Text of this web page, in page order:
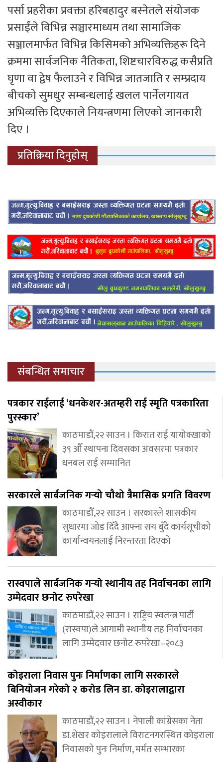
पर्सा प्रहरीका प्रवक्ता हरिबहादुर बस्नेतले संयोजक
प्रसाईंले विभिन्न सञ्चारमाध्यम तथा सामाजिक
सञ्जालमार्फत विभिन्न किसिमको अभिव्यक्तिहरू दिने
क्रममा सार्वजनिक नैतिकता, शिष्टचारविरुद्ध कसैप्रति
घृणा वा द्वेष फैलाउने र विभिन्न जातजाति र सम्प्रदाय
बीचको सुमधुर सम्बन्धलाई खलल पार्नेलगायत
अभिव्यक्ति दिएकाले नियन्त्रणमा लिएको जानकारी
दिए ।
प्रतिक्रिया दिनुहोस्
संबन्धित समाचार
पत्रकार राईलाई ‘धनकेशर-अतम्हरी राई स्मृति पत्रकारिता
पुरस्कार’
काठमाडौं,२२ साउन । किरात राई यायोक्खाको
३९ औँ स्थापना दिवसका अवसरमा पत्रकार
धनबल राई सम्मानित
सरकारले सार्बजनिक गर्‍यो चौथो त्रैमासिक प्रगति विवरण
काठमाडौँ,२२ साउन । सरकारले शासकीय
सुधारमा जोड दिँदै आफ्ना सय बुँदे कार्यसूचीको
कार्यान्वयनलाई निरन्तरता दिएको
रास्वपाले सार्बजनिक गर्‍यो स्थानीय तह निर्वाचनका लागि
उम्मेदवार छनोट रुपरेखा
काठमाडौं,२२ साउन । राष्ट्रिय स्वतन्त्र पार्टी
(रास्वपा)ले आगामी स्थानीय तह निर्वाचनका
लागि उम्मेदवार छनोट रुपरेखा–२०८३
कोइराला निवास पुनः निर्माणका लागि सरकारले
बिनियोजन गरेको २ करोड लिन डा. कोइरालाद्वारा
अस्वीकार
काठमाडौं,२२ साउन । नेपाली कांग्रेसका नेता
डा.शेखर कोइरालाले विराटनगरस्थित कोइराला
निवासको पुनः निर्माण, मर्मत सम्भारका